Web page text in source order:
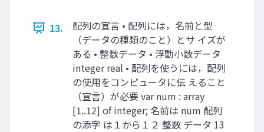
13.
配列の宣言 • 配列には，名前と型
（データの種類のこと）とサ イズが
ある • 整数データ • 浮動小数データ
integer real • 配列を使うには，配列
の使用をコンピュータに伝 えること
（宣言）が必要 var num : array
[1..12] of integer; 名前は num 配列
の添字 は１から１２ 整数 データ 13